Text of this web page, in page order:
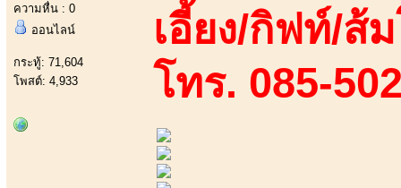
ความหื่น : 0
ออนไลน์
กระทู้: 71,604
โพสต์: 4,933
เอี้ยง/กิฟท์/ส้
โทร. 085-